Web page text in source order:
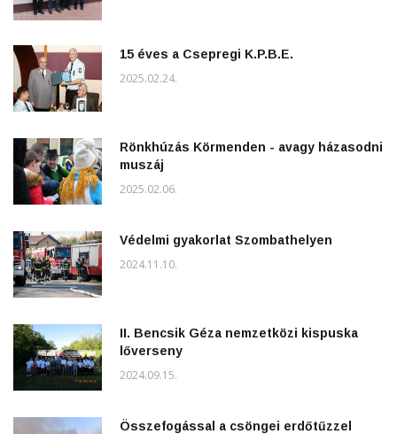
15 éves a Csepregi K.P.B.E.
2025.02.24.
Rönkhúzás Körmenden - avagy házasodni
muszáj
2025.02.06.
Védelmi gyakorlat Szombathelyen
2024.11.10.
II. Bencsik Géza nemzetközi kispuska
lőverseny
2024.09.15.
Összefogással a csöngei erdőtűzzel